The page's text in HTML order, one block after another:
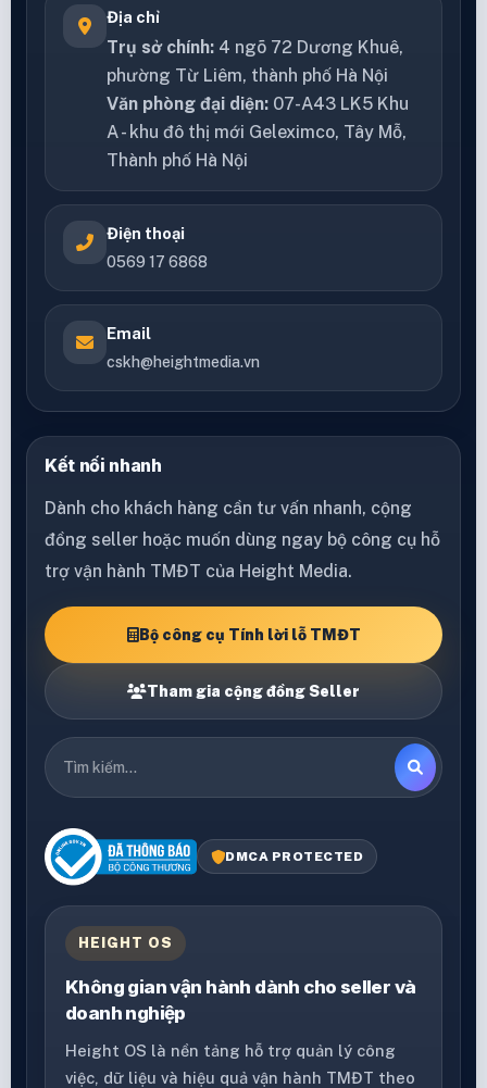
Địa chỉ
Trụ sở chính: 4 ngõ 72 Dương Khuê,
phường Từ Liêm, thành phố Hà Nội
Văn phòng đại diện: 07-A43 LK5 Khu
A - khu đô thị mới Geleximco, Tây Mỗ,
Thành phố Hà Nội
Điện thoại
0569 17 6868
Email
cskh@heightmedia.vn
Kết nối nhanh
Dành cho khách hàng cần tư vấn nhanh, cộng
đồng seller hoặc muốn dùng ngay bộ công cụ hỗ
trợ vận hành TMĐT của Height Media.
Bộ công cụ Tính lời lỗ TMĐT
Tham gia cộng đồng Seller
DMCA PROTECTED
HEIGHT OS
Không gian vận hành dành cho seller và
doanh nghiệp
Height OS là nền tảng hỗ trợ quản lý công
việc, dữ liệu và hiệu quả vận hành TMĐT theo